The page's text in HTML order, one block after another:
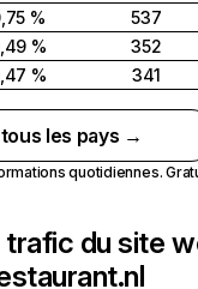
%
537
%
352
% 341
les pays →
quotidiennes.
trafic du site